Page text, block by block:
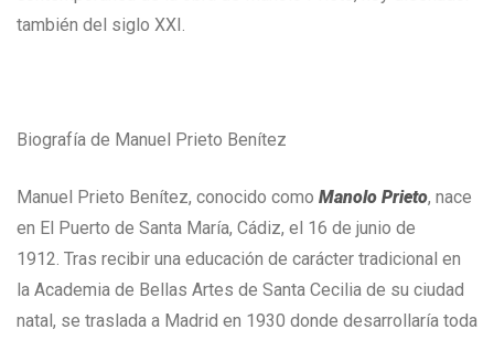
también del siglo XXI.
Biografía de Manuel Prieto Benítez
Manuel Prieto Benítez, conocido como Manolo Prieto, nace
en El Puerto de Santa María, Cádiz, el 16 de junio de
1912. Tras recibir una educación de carácter tradicional en
la Academia de Bellas Artes de Santa Cecilia de su ciudad
natal, se traslada a Madrid en 1930 donde desarrollaría toda